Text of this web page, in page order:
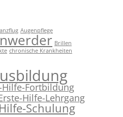
Augenpflege
Brillen
chronische Krankheiten
Hilfe-Fortbildung
Hilfe-Lehrgang
Schulung